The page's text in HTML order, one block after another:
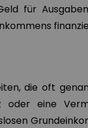
für
die oft
oder eine